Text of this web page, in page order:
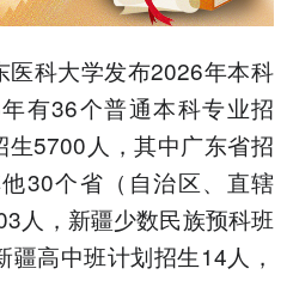
科大学发布2026年本科
有36个普通本科专业招
5700人，其中广东省招
30个省（自治区、直辖
人，新疆少数民族预科班
高中班计划招生14人，